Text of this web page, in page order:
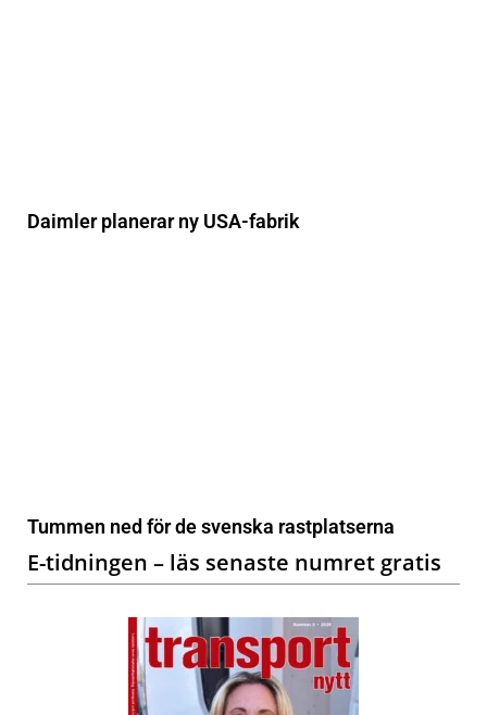
Daimler planerar ny USA-fabrik
Tummen ned för de svenska rastplatserna
E-tidningen – läs senaste numret gratis